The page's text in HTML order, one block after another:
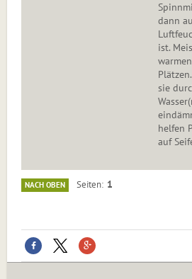
dann
ist.
sie
helfen
auf
NACH OBEN Seiten 1